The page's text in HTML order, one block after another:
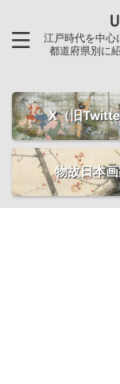
江戸時代を中心
都道府県別に
X（旧
物故日本